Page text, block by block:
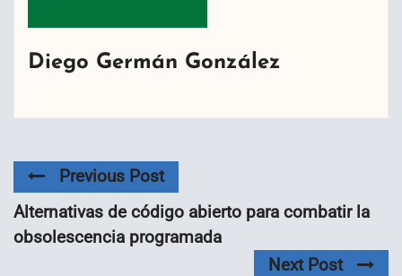
Diego Germán González
Previous Post
Alternativas de código abierto para combatir la
obsolescencia programada
Next Post